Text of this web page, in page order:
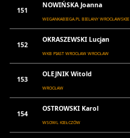
151
NOWIŃSKA Joanna
WEGANKABIEGA.PL BIELANY WROCŁAWSKIE
152
OKRASZEWSKI Lucjan
WKB PIAST WROCŁAW WROCŁAW
153
OLEJNIK Witold
WROCŁAW
154
OSTROWSKI Karol
WSOWL KIEŁCZÓW